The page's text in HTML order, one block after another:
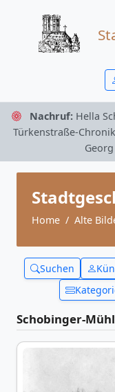
Nachruf: Hella
Türkenstraße-
Home Alte
Suchen
Schobinger-